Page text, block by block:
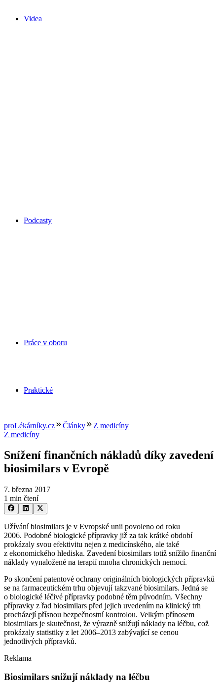
Videa
Podcasty
Práce v oboru
Praktické
proLékárníky.cz Články
Z medicíny
Z medicíny
Snížení finančních nákladů díky zavedení
biosimilars v Evropě
7. března 2017
1 min čtení
Užívání biosimilars je v Evropské unii povoleno od roku
2006. Podobné biologické přípravky již za tak krátké období
prokázaly svou efektivitu nejen z medicínského, ale také
z ekonomického hlediska. Zavedení biosimilars totiž snížilo finanční
náklady vynaložené na terapií mnoha chronických nemocí.
Po skončení patentové ochrany originálních biologických přípravků
se na farmaceutickém trhu objevují takzvané biosimilars. Jedná se
o biologické léčivé přípravky podobné těm původním. Všechny
přípravky z řad biosimilars před jejich uvedením na klinický trh
procházejí přísnou bezpečnostní kontrolou. Velkým přínosem
biosimilars je skutečnost, že výrazně snižují náklady na léčbu, což
prokázaly statistiky z let 2006–2013 zabývající se cenou
jednotlivých přípravků.
Reklama
Biosimilars snižují náklady na léčbu